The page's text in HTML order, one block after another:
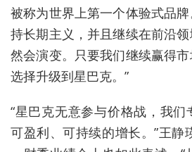
被称为世界上第一个体验式品
持长期主义，并且继续在前沿
然会演变。只要我们继续赢得
选择升级到星巴克。”
“星巴克无意参与价格战，我们
可盈利、可持续的增长。”王静